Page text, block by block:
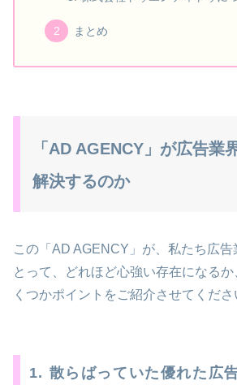
まとめ
「AD AGENCY」が広告業
解決するのか
この「AD AGENCY」が、私たち広
とって、どれほど心強い存在になる
くつかポイントをご紹介させてくださ
1. 散らばっていた優れた広